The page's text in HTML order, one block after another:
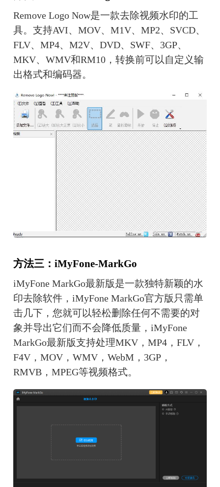
Remove Logo Now是一款去除视频水印的工
具。支持AVI、MOV、M1V、MP2、SVCD、
FLV、MP4、M2V、DVD、SWF、3GP、
MKV、WMV和RM10，转换前可以自定义输
出格式和编码器。
方法三：iMyFone-MarkGo
iMyFone MarkGo最新版是一款独特新颖的水
印去除软件，iMyFone MarkGo官方版只需单
击几下，您就可以轻松删除任何不需要的对
象并导出它们而不会降低质量，iMyFone
MarkGo最新版支持处理MKV，MP4，FLV，
F4V，MOV，WMV，WebM，3GP，
RMVB，MPEG等视频格式。